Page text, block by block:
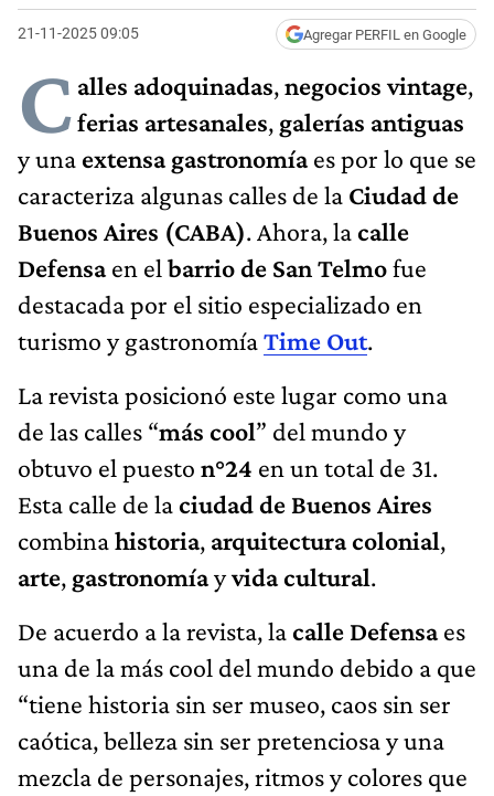
21-11-2025 09:05 Agregar PERFIL en Google
C alles adoquinadas,negocios vintage,
ferias artesanales, galerías antiguas
y una extensa gastronomíaes por lo que se
caracteriza algunas calles de la Ciudad de
Buenos Aires (CABA). Ahora, lacalle
Defensaen el barrio de San Telmofue
destacada por el sitio especializado en
turismo y gastronomíaTime Out.
La revista posicionó este lugar como una
de las calles “más cool” del mundo y
obtuvo el puesto n°24 en un total de 31.
Esta calle de laciudad de Buenos Aires
combinahistoria, arquitectura colonial,
arte, gastronomíayvida cultural.
De acuerdo a la revista, lacalle Defensaes
una de la más cool del mundo debido a que
“tiene historia sin ser museo, caos sin ser
caótica, belleza sin ser pretenciosa y una
mezcla de personajes, ritmos y colores que